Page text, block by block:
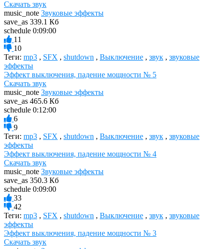
Скачать звук
music_note Звуковые эффекты
save_as 339.1 Кб
schedule 0:09:00
11
10
Теги: mp3 , SFX , shutdown , Выключение , звук , звуковые
эффекты
Эффект выключения, падение мощности № 5
Скачать звук
music_note Звуковые эффекты
save_as 465.6 Кб
schedule 0:12:00
6
9
Теги: mp3 , SFX , shutdown , Выключение , звук , звуковые
эффекты
Эффект выключения, падение мощности № 4
Скачать звук
music_note Звуковые эффекты
save_as 350.3 Кб
schedule 0:09:00
33
42
Теги: mp3 , SFX , shutdown , Выключение , звук , звуковые
эффекты
Эффект выключения, падение мощности № 3
Скачать звук